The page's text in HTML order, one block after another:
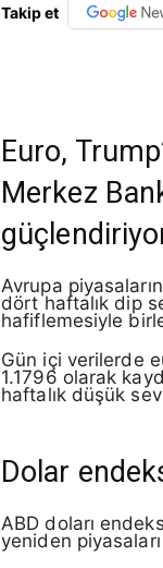
Takip et
Euro,
Merkez
Avrupa
dört haftalık dip
hafiflemesiyle
Gün içi verilerde
1.1796 olarak
haftalık düşük
Dolar
ABD doları
yeniden piyasaları